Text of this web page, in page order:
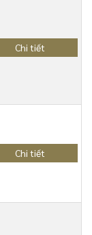
Chi tiết
Chi tiết